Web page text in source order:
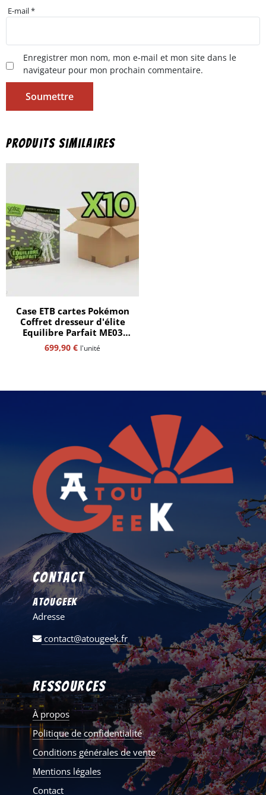
E-mail*
Enregistrer mon nom, mon e-mail et mon site dans le
navigateur pour mon prochain commentaire.
Produits similaires
Case ETB cartes Pokémon
Coffret dresseur d'élite
Equilibre Parfait ME03
(Copie)
699,90 € l'unité
Contact
AtouGeek
Adresse
contact@atougeek.fr
Ressources
À propos
Politique de confidentialité
Conditions générales de vente
Mentions légales
Contact